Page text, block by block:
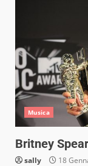
Musica
Britney
sally 18